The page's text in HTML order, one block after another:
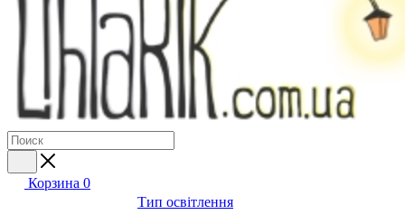
Корзина 0
Тип освітлення